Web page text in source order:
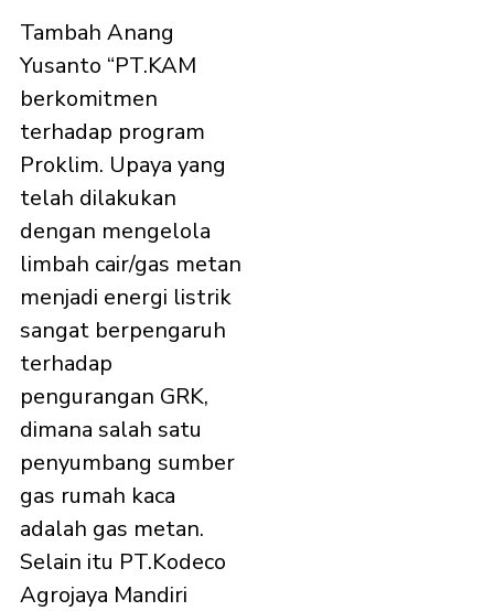
Tambah Anang
Yusanto “PT.KAM
berkomitmen
terhadap program
Proklim. Upaya yang
telah dilakukan
dengan mengelola
limbah cair/gas metan
menjadi energi listrik
sangat berpengaruh
terhadap
pengurangan GRK,
dimana salah satu
penyumbang sumber
gas rumah kaca
adalah gas metan.
Selain itu PT.Kodeco
Agrojaya Mandiri